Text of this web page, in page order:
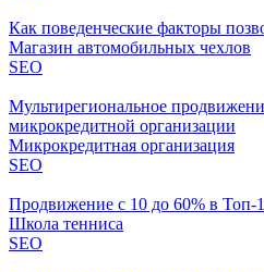
Как поведенческие факторы
Магазин автомобильных чехлов
SEO
Мультирегиональное
микрокредитной организации
Микрокредитная организация
SEO
Продвижение с 10 до 60% в Топ-
Школа тенниса
SEO